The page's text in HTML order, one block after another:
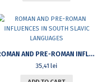
ROMAN AND PRE-ROMAN INFLUENCES IN SOUTH SLAVIC LANGUAGES
35,41lei